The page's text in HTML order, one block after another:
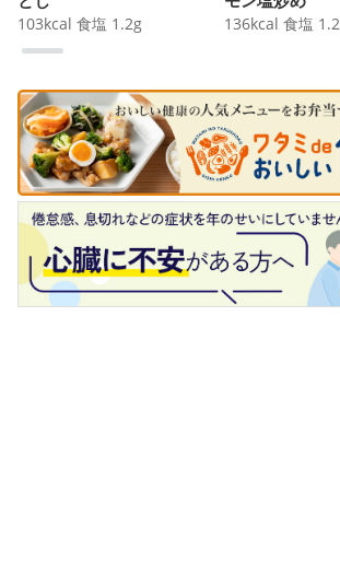
103kcal 食塩 1.2g 136kcal 食塩 1.2